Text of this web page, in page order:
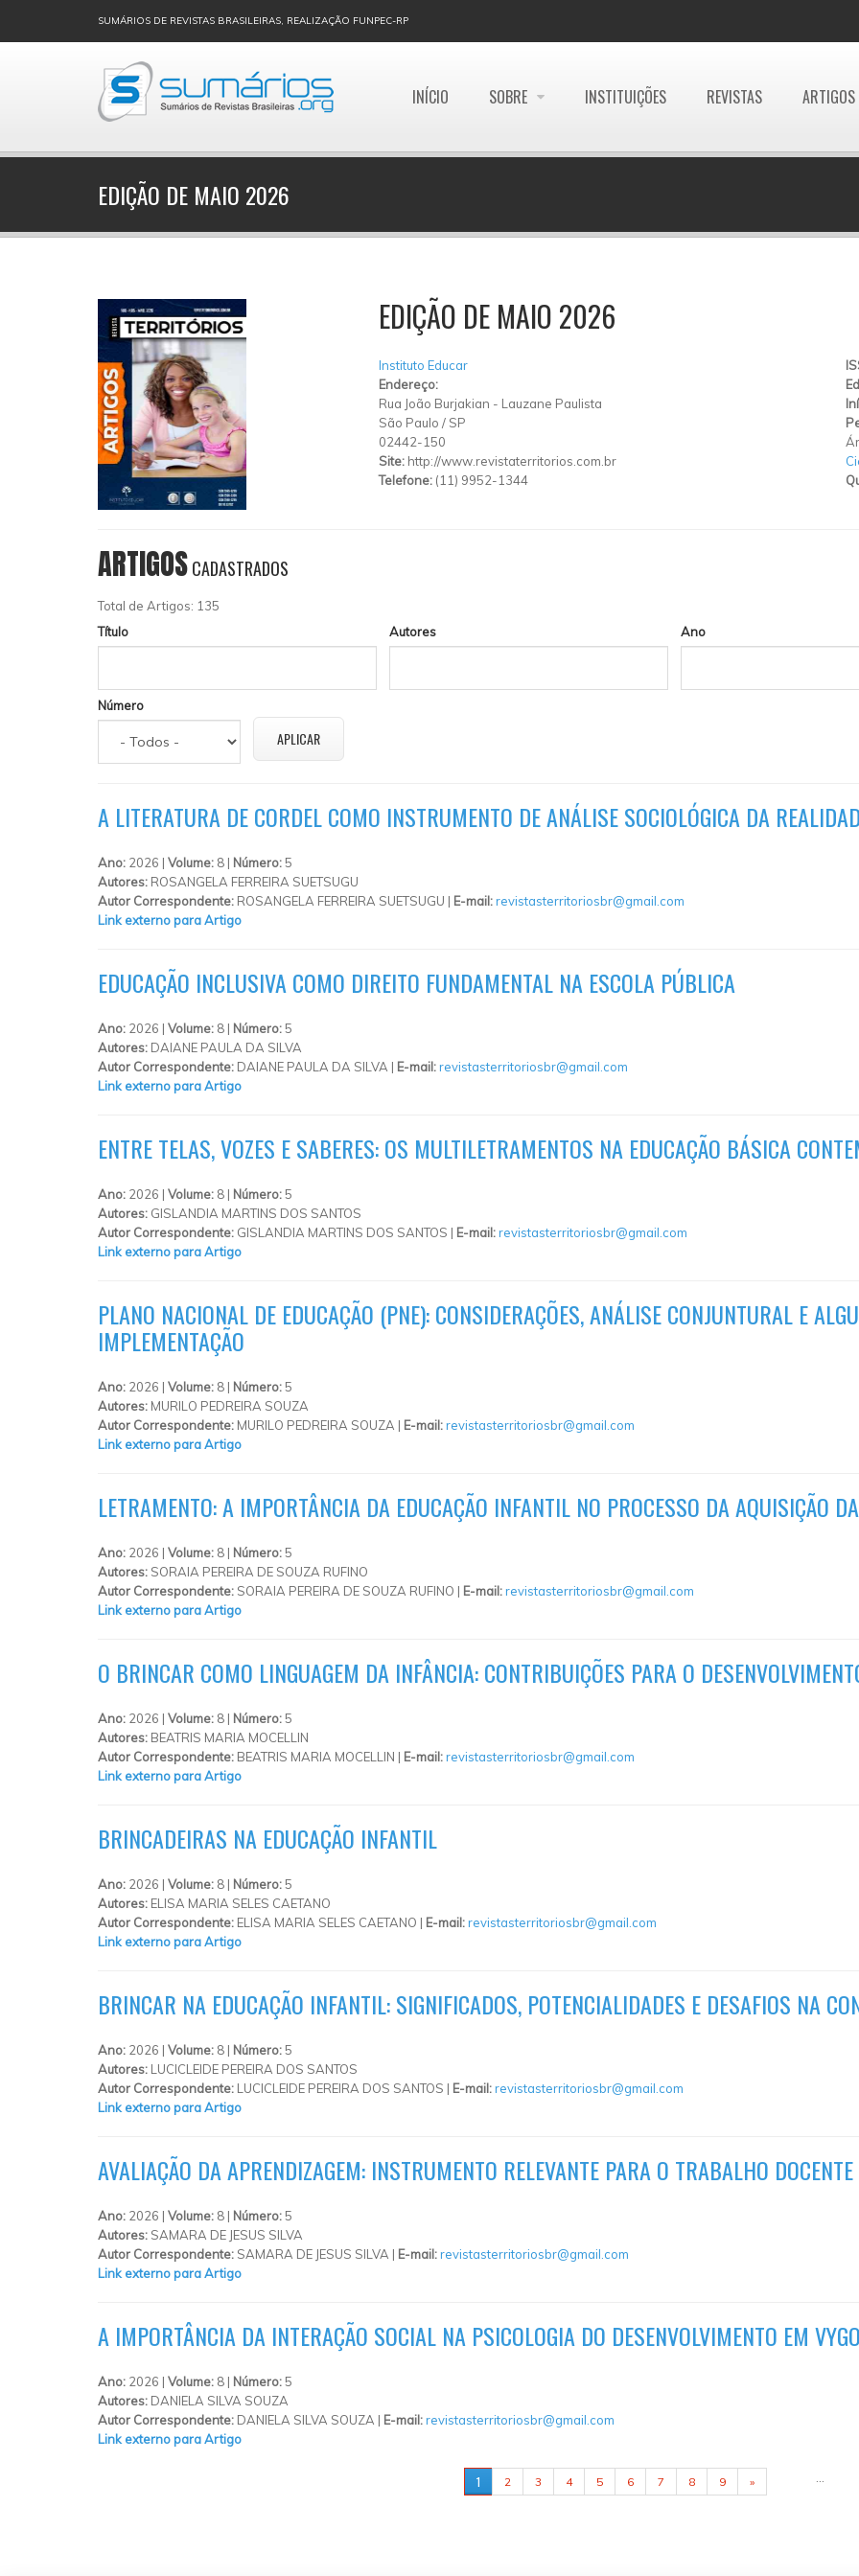
SUMÁRIOS DE REVISTAS BRASILEIRAS, REALIZAÇÃO FUNPEC-RP
INÍCIO SOBRE INSTITUIÇÕES REVISTAS ARTIGOS
EDIÇÃO DE MAIO 2026
EDIÇÃO DE MAIO 2026
Instituto Educar
Endereço:
Rua João Burjakian - Lauzane Paulista
São Paulo / SP
02442-150
Site: http://www.revistaterritorios.com.br
Telefone: (11) 9952-1344
ARTIGOSCADASTRADOS
Total de Artigos: 135
Título
Autores Ano
Número
A LITERATURA DE CORDEL COMO INSTRUMENTO DE ANÁLISE SOCIOLÓGICA DA
Ano: 2026 | Volume: 8 | Número:5
Autores: ROSANGELA FERREIRA SUETSUGU
Autor Correspondente: ROSANGELA FERREIRA SUETSUGU | E-mail:revistasterritoriosbr@gmail.com
Link externo para Artigo
EDUCAÇÃO INCLUSIVA COMO DIREITO FUNDAMENTAL NA ESCOLA PÚBLICA
Ano: 2026 | Volume: 8 | Número:5
Autores: DAIANE PAULA DA SILVA
Autor Correspondente: DAIANE PAULA DA SILVA | E-mail:revistasterritoriosbr@gmail.com
Link externo para Artigo
ENTRE TELAS, VOZES E SABERES: OS MULTILETRAMENTOS NA EDUCAÇÃO BÁSICA
Ano: 2026 | Volume: 8 | Número:5
Autores: GISLANDIA MARTINS DOS SANTOS
Autor Correspondente: GISLANDIA MARTINS DOS SANTOS | E-mail:revistasterritoriosbr@gmail.com
Link externo para Artigo
PLANO NACIONAL DE EDUCAÇÃO (PNE): CONSIDERAÇÕES, ANÁLISE CONJUNTURAL E
IMPLEMENTAÇÃO
Ano: 2026 | Volume: 8 | Número:5
Autores: MURILO PEDREIRA SOUZA
Autor Correspondente: MURILO PEDREIRA SOUZA | E-mail:revistasterritoriosbr@gmail.com
Link externo para Artigo
LETRAMENTO: A IMPORTÂNCIA DA EDUCAÇÃO INFANTIL NO PROCESSO DA AQUISIÇÃO
Ano: 2026 | Volume: 8 | Número:5
Autores: SORAIA PEREIRA DE SOUZA RUFINO
Autor Correspondente: SORAIA PEREIRA DE SOUZA RUFINO | E-mail:revistasterritoriosbr@gmail.com
Link externo para Artigo
O BRINCAR COMO LINGUAGEM DA INFÂNCIA: CONTRIBUIÇÕES PARA O
Ano: 2026 | Volume: 8 | Número:5
Autores: BEATRIS MARIA MOCELLIN
Autor Correspondente: BEATRIS MARIA MOCELLIN | E-mail:revistasterritoriosbr@gmail.com
Link externo para Artigo
BRINCADEIRAS NA EDUCAÇÃO INFANTIL
Ano: 2026 | Volume: 8 | Número:5
Autores: ELISA MARIA SELES CAETANO
Autor Correspondente: ELISA MARIA SELES CAETANO | E-mail:revistasterritoriosbr@gmail.com
Link externo para Artigo
BRINCAR NA EDUCAÇÃO INFANTIL: SIGNIFICADOS, POTENCIALIDADES E DESAFIOS NA
Ano: 2026 | Volume: 8 | Número:5
Autores: LUCICLEIDE PEREIRA DOS SANTOS
Autor Correspondente: LUCICLEIDE PEREIRA DOS SANTOS | E-mail:revistasterritoriosbr@gmail.com
Link externo para Artigo
AVALIAÇÃO DA APRENDIZAGEM: INSTRUMENTO RELEVANTE PARA O TRABALHO DOCENTE
Ano: 2026 | Volume: 8 | Número:5
Autores: SAMARA DE JESUS SILVA
Autor Correspondente: SAMARA DE JESUS SILVA | E-mail:revistasterritoriosbr@gmail.com
Link externo para Artigo
A IMPORTÂNCIA DA INTERAÇÃO SOCIAL NA PSICOLOGIA DO DESENVOLVIMENTO EM
Ano: 2026 | Volume: 8 | Número:5
Autores: DANIELA SILVA SOUZA
Autor Correspondente: DANIELA SILVA SOUZA | E-mail:revistasterritoriosbr@gmail.com
Link externo para Artigo
1 2 3 4 5 6 7 8 9 »